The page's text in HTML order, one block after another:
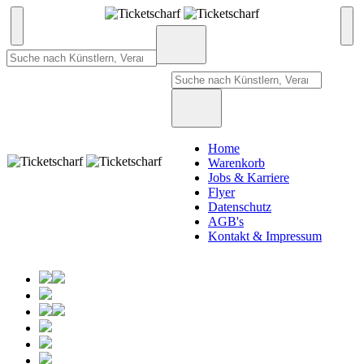
Home
Warenkorb
Jobs & Karriere
Flyer
Datenschutz
AGB's
Kontakt & Impressum